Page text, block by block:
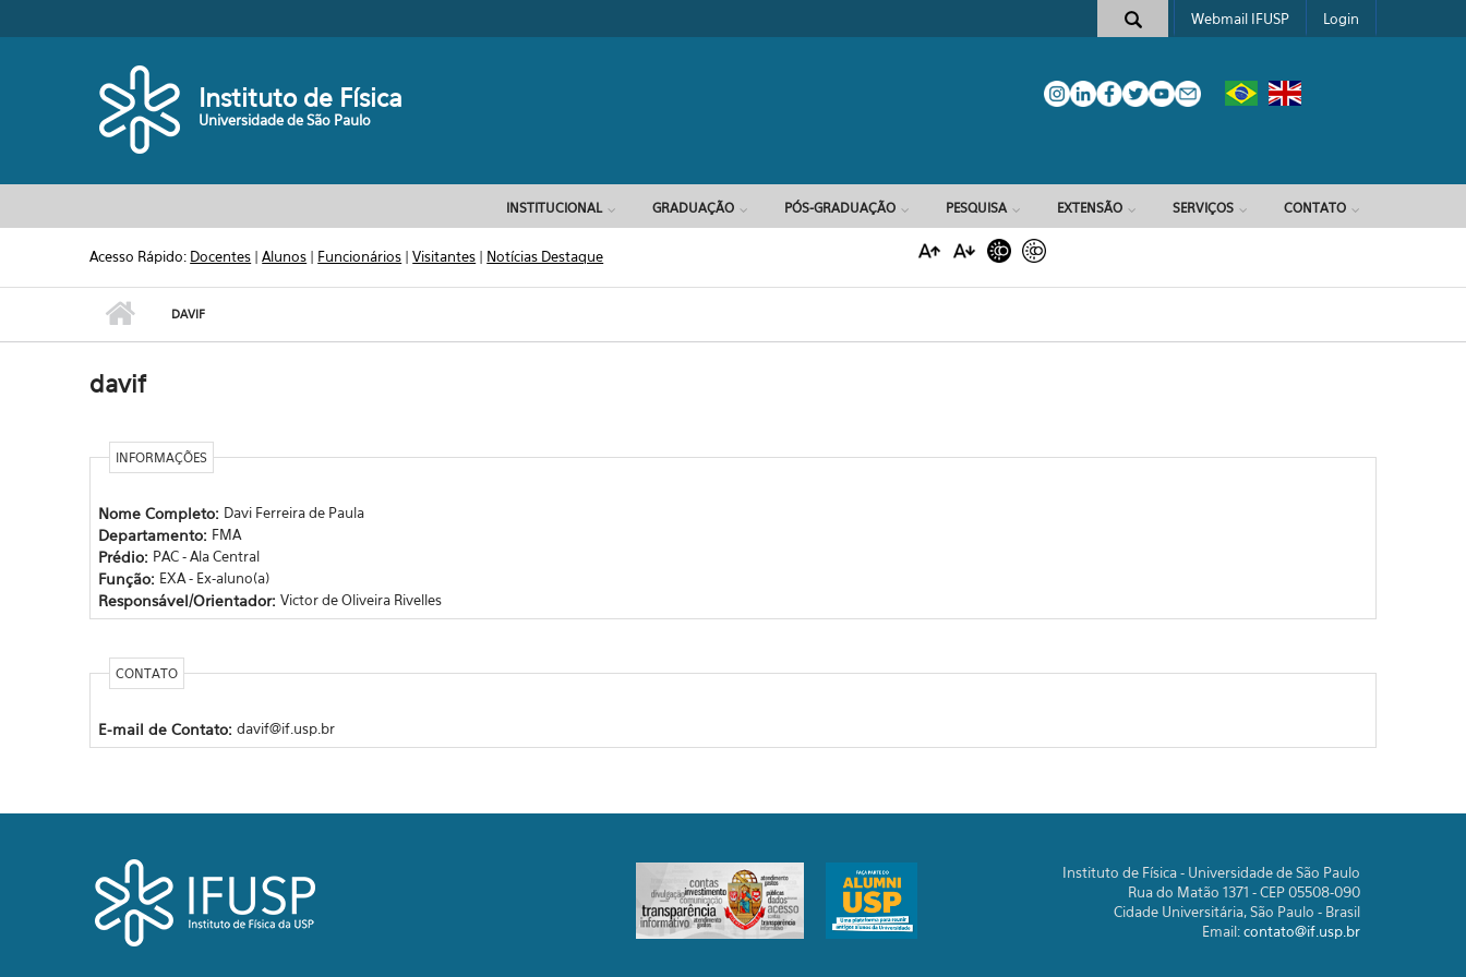
Formulário de busca
Webmail IFUSP Login
Instituto de Física
Universidade de São Paulo
INSTITUCIONAL GRADUAÇÃO PÓS-GRADUAÇÃO PESQUISA EXTENSÃO SERVIÇOS CONTATO
Acesso Rápido: Docentes |Alunos | Funcionários |Visitantes | Notícias Destaque
DAVIF
davif
INFORMAÇÕES
Nome Completo: Davi Ferreira de Paula
Departamento: FMA
Prédio: PAC - Ala Central
Função: EXA - Ex-aluno(a)
Responsável/Orientador: Victor de Oliveira Rivelles
CONTATO
E-mail de Contato: davif@if.usp.br
Instituto de Física - Universidade de São Paulo
Rua do Matão 1371 - CEP 05508-090
Cidade Universitária, São Paulo - Brasil
Email:contato@if.usp.br